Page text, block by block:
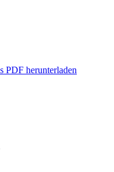
PDF herunterladen